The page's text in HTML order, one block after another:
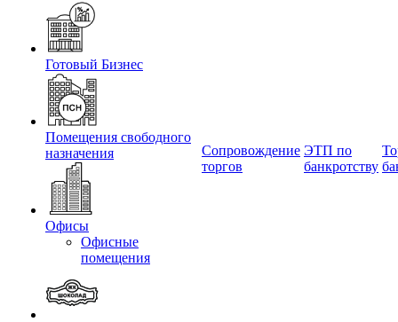
Готовый Бизнес
Помещения свободного
назначения
Офисы
Офисные
помещения
Сопровождение
торгов
ЭТП по
банкротству